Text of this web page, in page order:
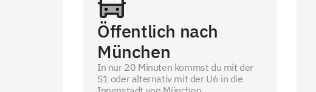
Öffentlich nach
München
In nur 20 Minuten kommst du mit der
S1 oder alternativ mit der U6 in die